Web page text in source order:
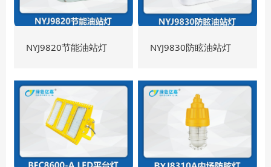
NYJ9820节能油站灯 NYJ9830防眩油站灯